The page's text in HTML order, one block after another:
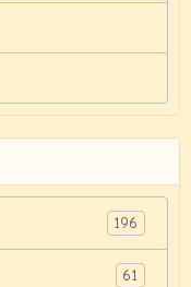
196
61